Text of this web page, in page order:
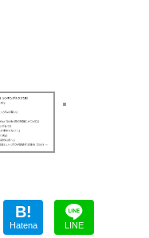
B!
Hatena LINE